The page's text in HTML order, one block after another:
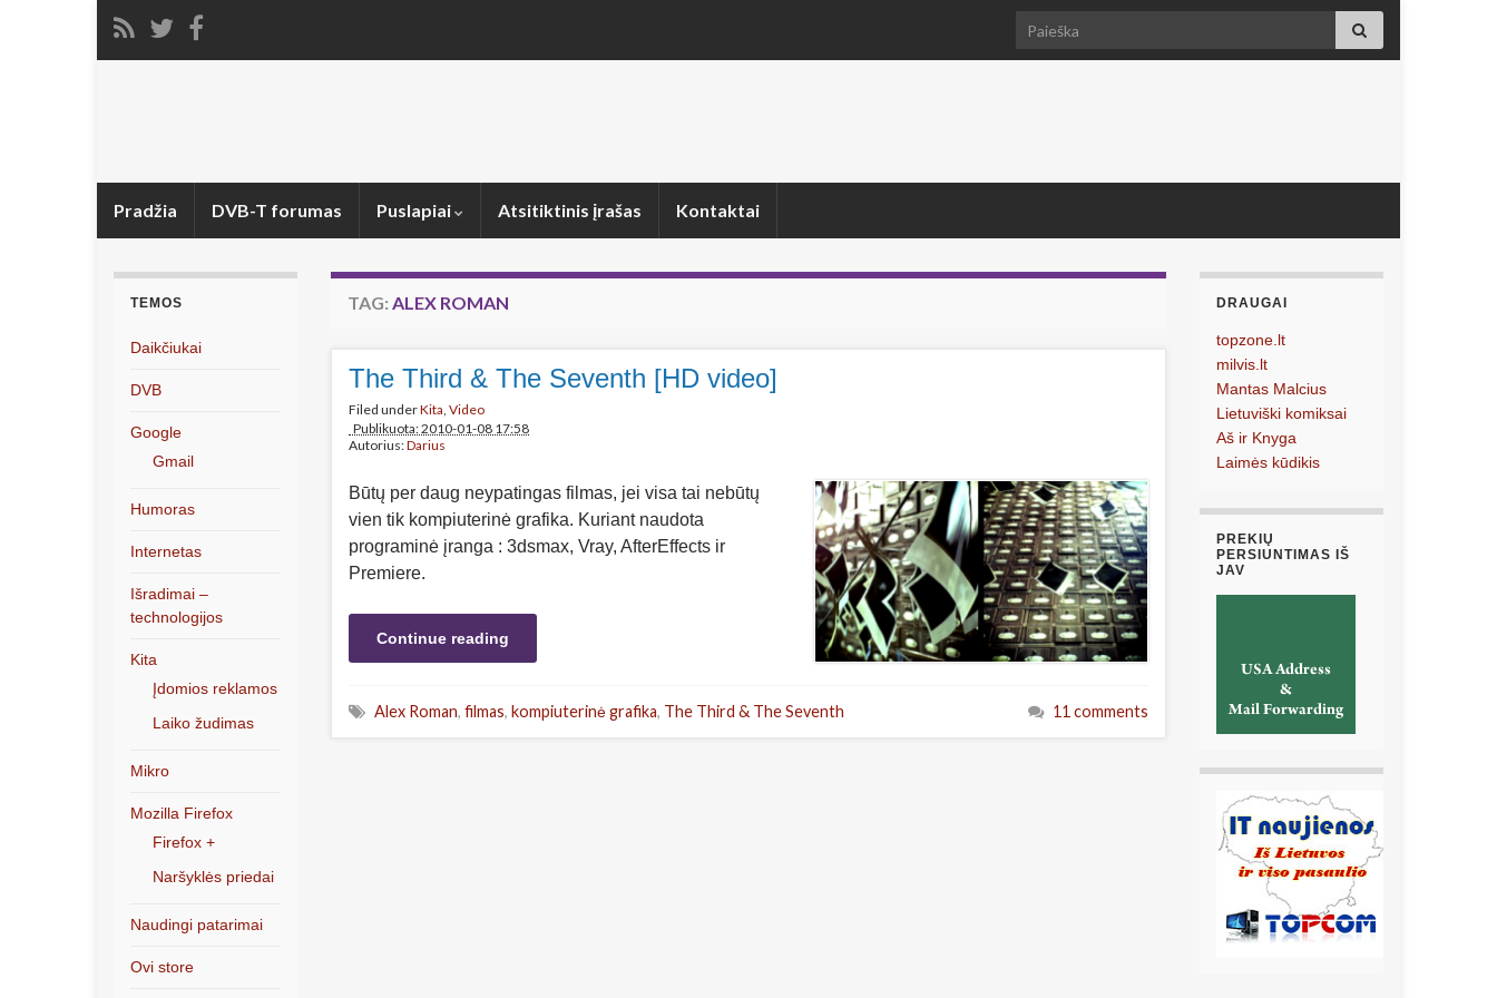
Search for:
Pradžia DVB-T forumas Puslapiai Atsitiktinis įrašas Kontaktai
TAG: ALEX ROMAN
The Third & The Seventh [HD video]
Filed underKita, Video
Publikuota: 2010-01-08 17:58
Autorius:Darius
Būtų per daug neypatingas filmas, jei visa tai nebūtų
vien tik kompiuterinė grafika. Kuriant naudota
programinė įranga : 3dsmax, Vray, AfterEffects ir
Premiere.
Continue reading
Alex Roman, filmas, kompiuterinė grafika, The Third & The Seventh 11 comments
TEMOS
Daikčiukai
DVB
Google
Gmail
Humoras
Internetas
Išradimai –
technologijos
Kita
Įdomios reklamos
Laiko žudimas
Mikro
Mozilla Firefox
Firefox +
Naršyklės priedai
Naudingi patarimai
Ovi store
DRAUGAI
topzone.lt
milvis.lt
Mantas Malcius
Lietuviški komiksai
Aš ir Knyga
Laimės kūdikis
PREKIŲ
PERSIUNTIMAS IŠ
JAV